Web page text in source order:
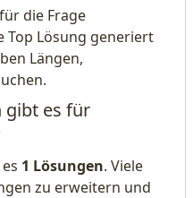
für die Frage
Top Lösung generiert
Längen,
gibt es für
1 Lösungen. Viele
zu erweitern und